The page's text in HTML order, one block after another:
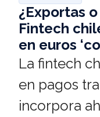
¿Exportas
Fintech
en euros
La fintech
en pagos
incorpora